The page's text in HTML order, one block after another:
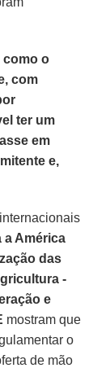
como o
com
ter um
em
e,
a América
das
-
e
mostram que
o
de mão